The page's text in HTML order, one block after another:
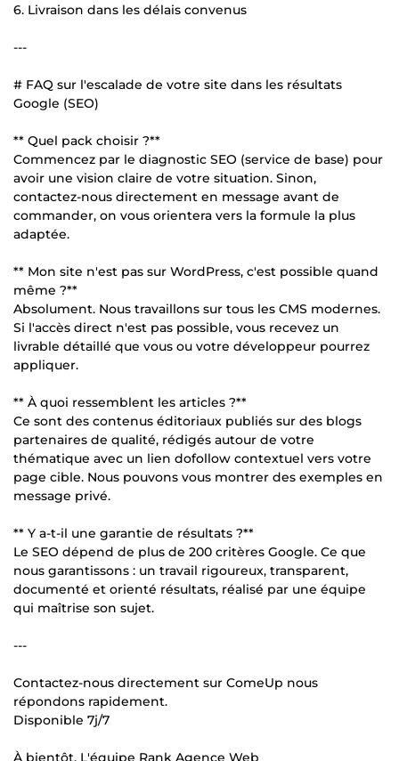
6. Livraison dans les délais convenus
---
# FAQ sur l'escalade de votre site dans les résultats
Google (SEO)
** Quel pack choisir ?**
Commencez par le diagnostic SEO (service de base) pour
avoir une vision claire de votre situation. Sinon,
contactez-nous directement en message avant de
commander, on vous orientera vers la formule la plus
adaptée.
** Mon site n'est pas sur WordPress, c'est possible quand
même ?**
Absolument. Nous travaillons sur tous les CMS modernes.
Si l'accès direct n'est pas possible, vous recevez un
livrable détaillé que vous ou votre développeur pourrez
appliquer.
** À quoi ressemblent les articles ?**
Ce sont des contenus éditoriaux publiés sur des blogs
partenaires de qualité, rédigés autour de votre
thématique avec un lien dofollow contextuel vers votre
page cible. Nous pouvons vous montrer des exemples en
message privé.
** Y a-t-il une garantie de résultats ?**
Le SEO dépend de plus de 200 critères Google. Ce que
nous garantissons : un travail rigoureux, transparent,
documenté et orienté résultats, réalisé par une équipe
qui maîtrise son sujet.
---
Contactez-nous directement sur ComeUp nous
répondons rapidement.
Disponible 7j/7
À bientôt, L'équipe Rank Agence Web